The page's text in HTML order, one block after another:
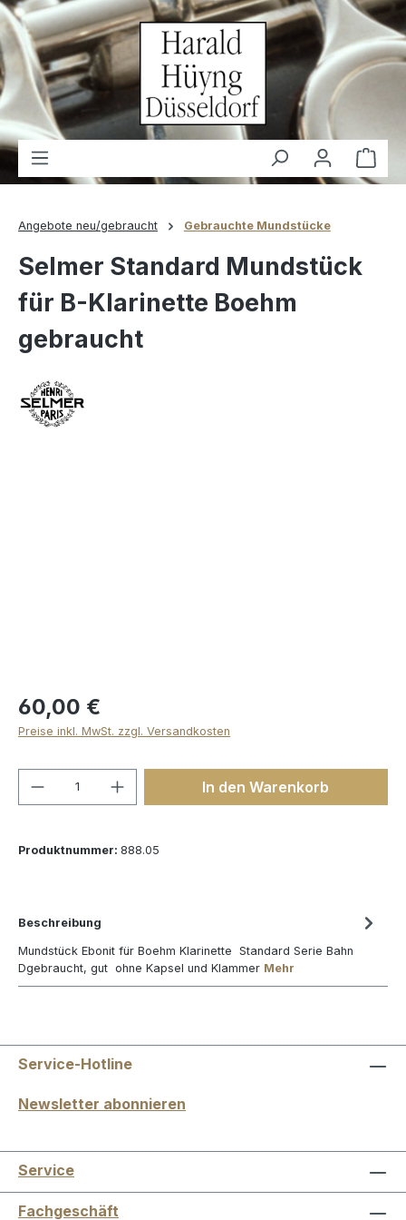
springen
Angebote neu/gebraucht Gebrauchte Mundstücke
Selmer Standard Mundstück
für B-Klarinette Boehm
gebraucht
60,00 €
Preise inkl. MwSt. zzgl. Versandkosten
Produkt Anzahl: Gib denIn den Warenkorb
Produktnummer: 888.05
Beschreibung
Mundstück Ebonit für Boehm Klarinette Standard Serie Bahn
Dgebraucht, gut ohne Kapsel und Klammer Mehr
Service-Hotline
Newsletter abonnieren
Service
Fachgeschäft